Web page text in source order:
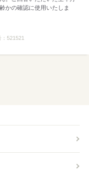
かの確認に使用いたしま
521521